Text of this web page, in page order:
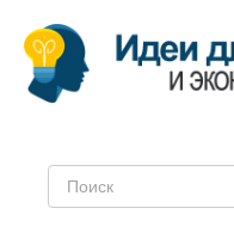
Перейти
контенту